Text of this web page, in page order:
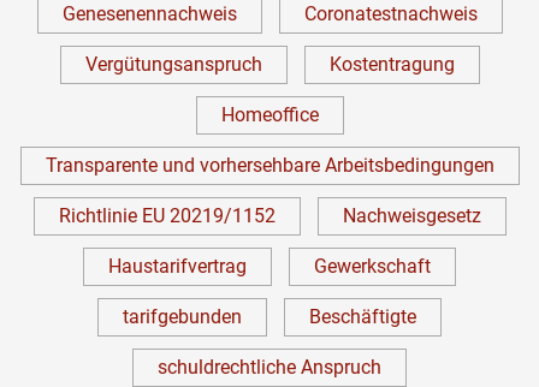
Genesenennachweis Coronatestnachweis
Vergütungsanspruch Kostentragung
Homeoffice
Transparente und vorhersehbare Arbeitsbedingungen
Richtlinie EU 20219/1152 Nachweisgesetz
Haustarifvertrag Gewerkschaft
tarifgebunden Beschäftigte
schuldrechtliche Anspruch